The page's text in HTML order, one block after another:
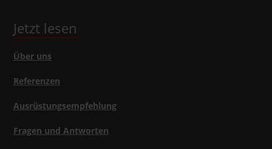
Jetzt lesen
Über uns
Referenzen
Ausrüstungsempfehlung
Fragen und Antworten